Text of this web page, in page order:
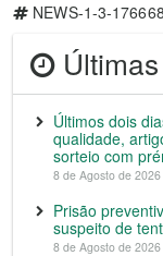
NEWS-1-3-176668
Últimos dois
qualidade,
sorteio com
8 de Agosto de
Prisão
suspeito de
8 de Agosto de